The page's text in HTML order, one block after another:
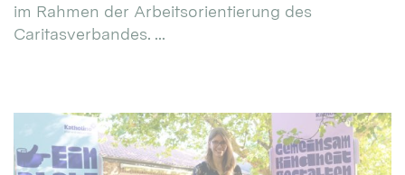
im Rahmen der Arbeitsorientierung des
Caritasverbandes. ...